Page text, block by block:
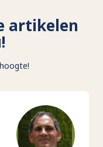
artikelen